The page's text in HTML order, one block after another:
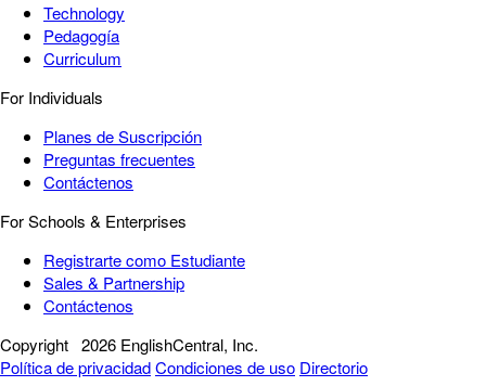
Technology
Pedagogía
Curriculum
For Individuals
Planes de Suscripción
Preguntas frecuentes
Contáctenos
For Schools & Enterprises
Registrarte como Estudiante
Sales & Partnership
Contáctenos
Copyright 2026 EnglishCentral, Inc.
Política de privacidadCondiciones de uso Directorio